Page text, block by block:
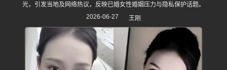
光，引发当地及网络热议，反映已婚女性婚姻压力与隐私保护话题。
2026-06-27
王刚